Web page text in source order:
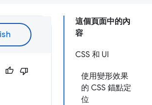
這個頁面中的內
容
CSS 和 UI
使用變形效果
的 CSS 錨點定
位